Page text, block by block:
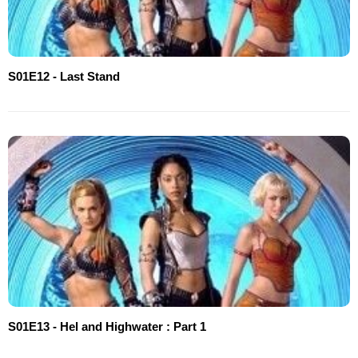
S01E12 - Last Stand
S01E13 - Hel and Highwater : Part 1